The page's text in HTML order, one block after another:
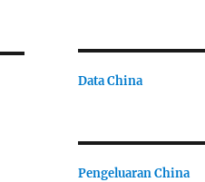
Data China
Pengeluaran China